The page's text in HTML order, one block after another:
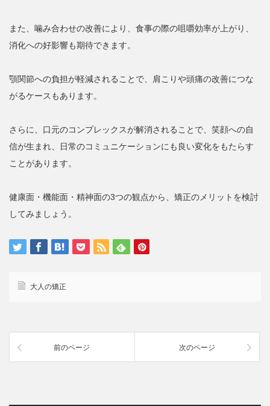
また、噛み合わせの改善により、食事の際の咀嚼効率が上がり、
消化への好影響も期待できます。
顎関節への負担が軽減されることで、肩こりや頭痛の改善につな
がるケースもあります。
さらに、口元のコンプレックスが解消されることで、笑顔への自
信が生まれ、日常のコミュニケーションにも良い変化をもたらす
ことがあります。
健康面・機能面・精神面の3つの観点から、矯正のメリットを検討
してみましょう。
大人の矯正
前のページ 次のページ